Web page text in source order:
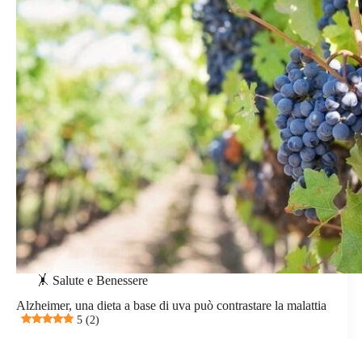
🤸 Salute e Benessere
Alzheimer, una dieta a base di uva può contrastare la malattia
5 (2)